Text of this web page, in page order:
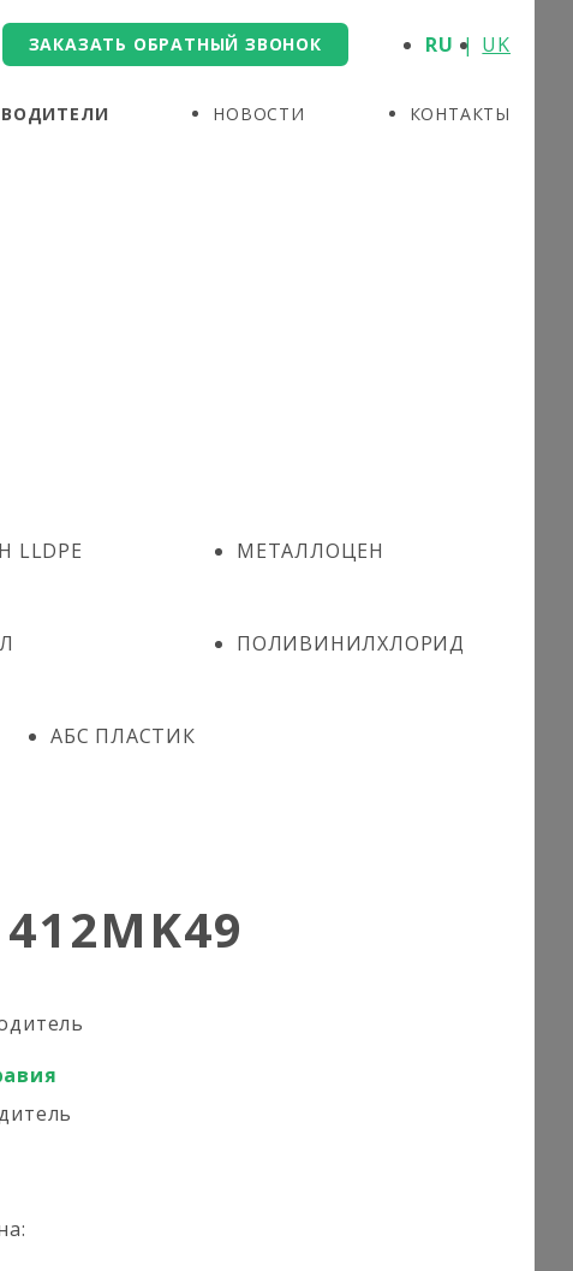
ЗАКАЗАТЬ ОБРАТНЫЙ ЗВОНОК RU UK
НОВОСТИ КОНТАКТЫ
МЕТАЛЛОЦЕН
ПОЛИВИНИЛХЛОРИД
АБС ПЛАСТИК